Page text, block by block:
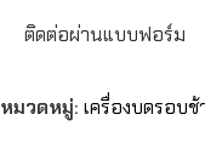
ติดต่อผ่านแบบฟอร์ม
หมวดหมู่: เครื่องบดรอบช้